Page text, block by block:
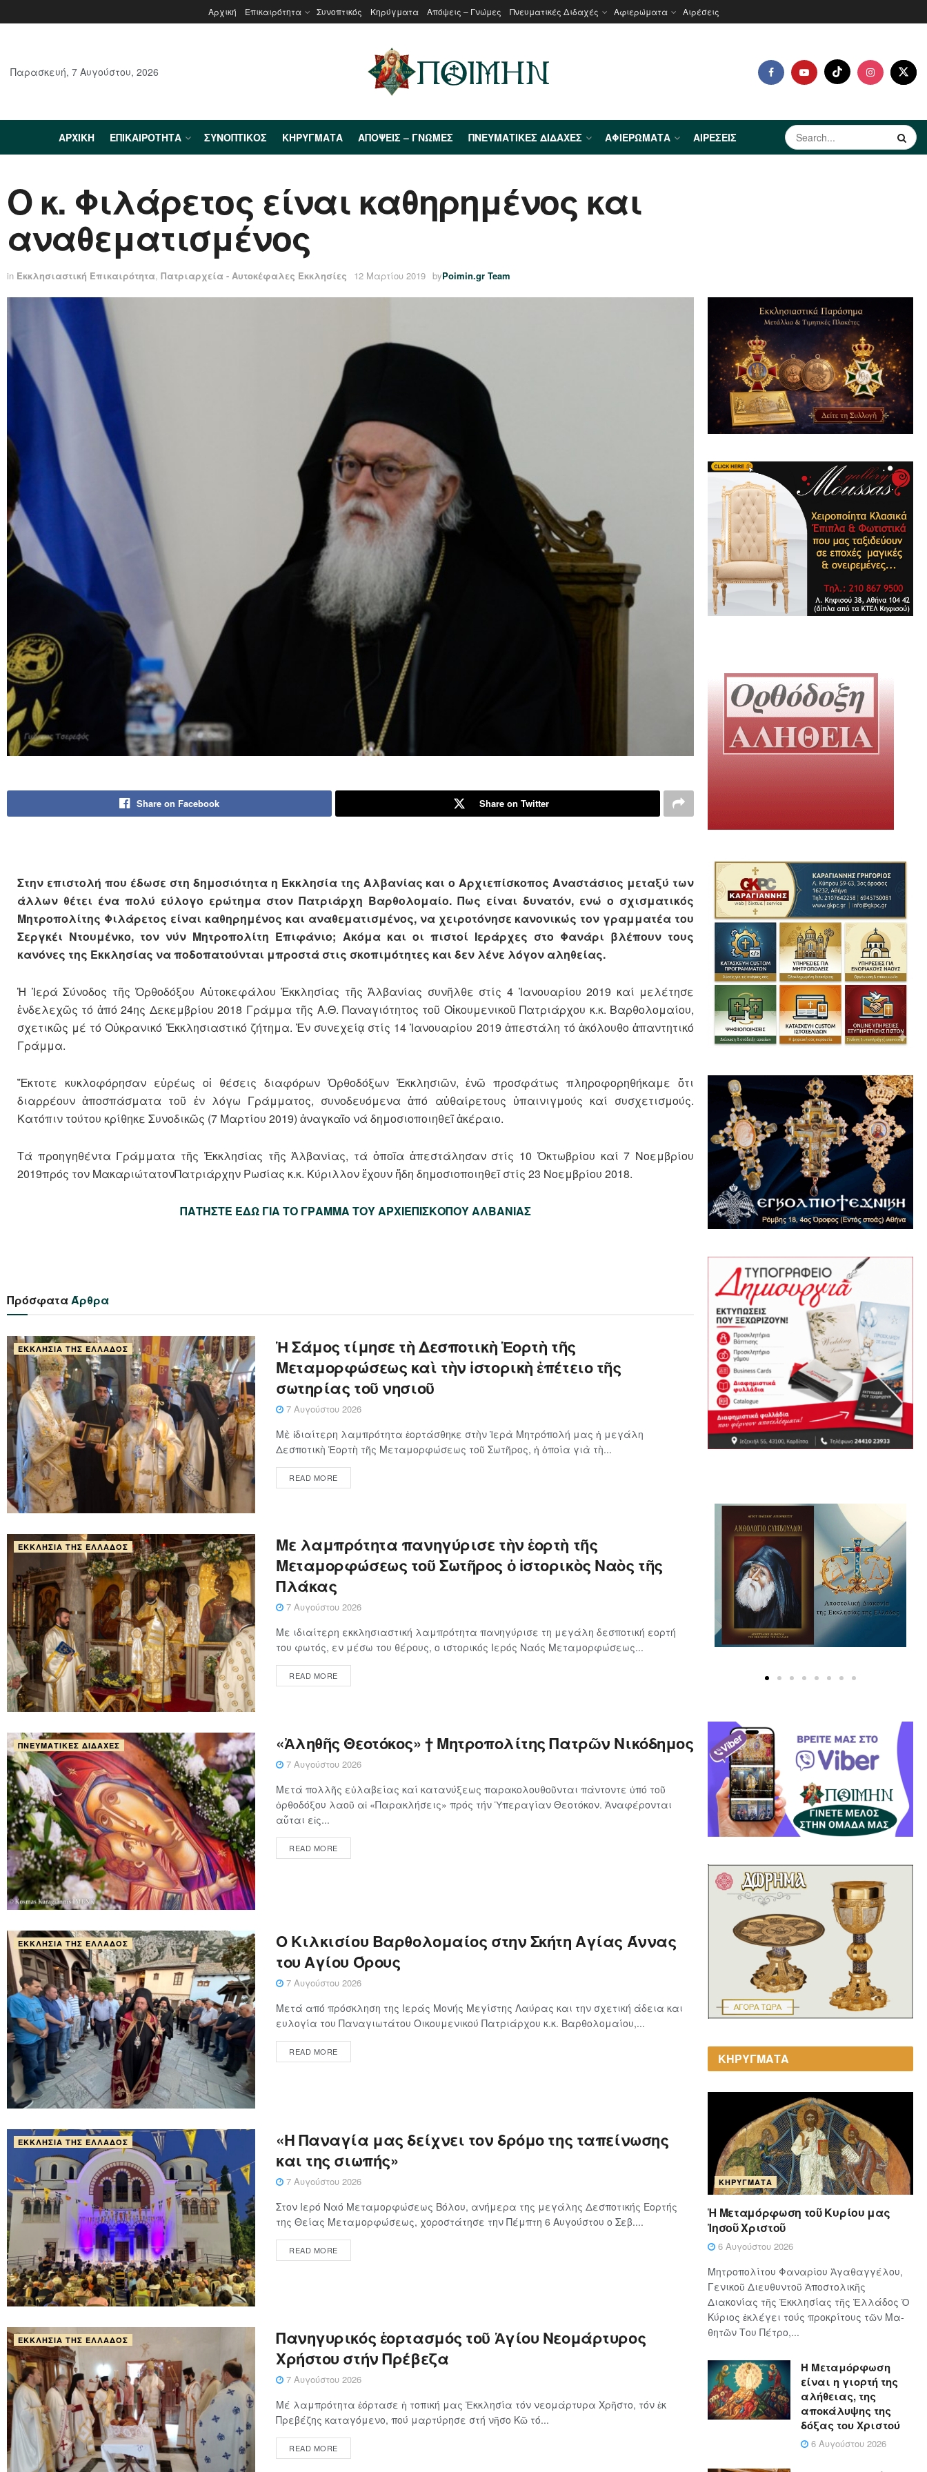
Αρχική Επικαιρότητα Συνοπτικός Κηρύγματα Απόψεις – Γνώμες Πνευματικές Διδαχές Αφιερώματα Αιρέσεις
Παρασκευή, 7 Αυγούστου, 2026
ΑΡΧΙΚΉ ΕΠΙΚΑΙΡΌΤΗΤΑ ΣΥΝΟΠΤΙΚΌΣ ΚΗΡΎΓΜΑΤΑ ΑΠΌΨΕΙΣ – ΓΝΏΜΕΣ ΠΝΕΥΜΑΤΙΚΈΣ ΔΙΔΑΧΈΣ ΑΦΙΕΡΏΜΑΤΑ ΑΙΡΈΣΕΙΣ
Ο κ. Φιλάρετος είναι καθηρημένος και
αναθεματισμένος
in Εκκλησιαστική Επικαιρότητα, Πατριαρχεία - Αυτοκέφαλες Εκκλησίες 12 Μαρτίου 2019 byPoimin.gr Team
Share on Facebook Share on Twitter
Στην επιστολή που έδωσε στη δημοσιότητα η Εκκλησία της Αλβανίας και ο Αρχιεπίσκοπος Αναστάσιος μεταξύ των
άλλων θέτει ένα πολύ εύλογο ερώτημα στον Πατριάρχη Βαρθολομαίο. Πως είναι δυνατόν, ενώ ο σχισματικός
Μητροπολίτης Φιλάρετος είναι καθηρημένος και αναθεματισμένος, να χειροτόνησε κανονικώς τον γραμματέα του
Σεργκέι Ντουμένκο, τον νύν Μητροπολίτη Επιφάνιο; Ακόμα και οι πιστοί Ιεράρχες στο Φανάρι βλέπουν τους
κανόνες της Εκκλησίας να ποδοπατούνται μπροστά στις σκοπιμότητες και δεν λένε λόγον αληθείας.
Ἡ Ἱερά Σύνοδος τῆς Ὀρθοδόξου Αὐτοκεφάλου Ἐκκλησίας τῆς Ἀλβανίας συνῆλθε στίς 4 Ἰανουαρίου 2019 καί μελέτησε
ἐνδελεχῶς τό ἀπό 24ης Δεκεμβρίου 2018 Γράμμα τῆς Α.Θ. Παναγιότητος τοῦ Οἰκουμενικοῦ Πατριάρχου κ.κ. Βαρθολομαίου,
σχετικῶς μέ τό Οὐκρανικό Ἐκκλησιαστικό ζήτημα. Ἐν συνεχείᾳ στίς 14 Ἰανουαρίου 2019 ἀπεστάλη τό ἀκόλουθο ἀπαντητικό
Γράμμα.
Ἔκτοτε κυκλοφόρησαν εὐρέως οἱ θέσεις διαφόρων Ὀρθοδόξων Ἐκκλησιῶν, ἐνῶ προσφάτως πληροφορηθήκαμε ὅτι
διαρρέουν ἀποσπάσματα τοῦ ἐν λόγω Γράμματος, συνοδευόμενα ἀπό αὐθαίρετους ὑπαινιγμούς καί συσχετισμούς.
Κατόπιν τούτου κρίθηκε Συνοδικῶς (7 Μαρτίου 2019) ἀναγκαῖο νά δημοσιοποιηθεῖ ἀκέραιο.
Τά προηγηθέντα Γράμματα τῆς Ἐκκλησίας τῆς Ἀλβανίας, τά ὁποῖα ἀπεστάλησαν στίς 10 Ὀκτωβρίου καί 7 Νοεμβρίου
2019πρός τον ΜακαριώτατονΠατριάρχην Ρωσίας κ.κ. Κύριλλον ἔχουν ἤδη δημοσιοποιηθεῖ στίς 23 Νοεμβρίου 2018.
ΠΑΤΗΣΤΕ ΕΔΩ ΓΙΑ ΤΟ ΓΡΑΜΜΑ ΤΟΥ ΑΡΧΙΕΠΙΣΚΟΠΟΥ ΑΛΒΑΝΙΑΣ
ΠρόσφαταΆρθρα
ΕΚΚΛΗΣΊΑ ΤΗΣ ΕΛΛΆΔΟΣ
Ἡ Σάμος τίμησε τὴ Δεσποτικὴ Ἑορτὴ τῆς
Μεταμορφώσεως καὶ τὴν ἱστορικὴ ἐπέτειο τῆς
σωτηρίας τοῦ νησιοῦ
7 Αυγούστου 2026
Μὲ ἰδιαίτερη λαμπρότητα ἑορτάσθηκε στὴν Ἱερὰ Μητρόπολή μας ἡ μεγάλη
Δεσποτικὴ Ἑορτὴ τῆς Μεταμορφώσεως τοῦ Σωτῆρος, ἡ ὁποία γιὰ τὴ...
READ MORE
ΕΚΚΛΗΣΊΑ ΤΗΣ ΕΛΛΆΔΟΣ
Με λαμπρότητα πανηγύρισε τὴν ἑορτὴ τῆς
Μεταμορφώσεως τοῦ Σωτῆρος ὁ ἱστορικὸς Ναὸς τῆς
Πλάκας
7 Αυγούστου 2026
Με ιδιαίτερη εκκλησιαστική λαμπρότητα πανηγύρισε τη μεγάλη δεσποτική εορτή
του φωτός, εν μέσω του θέρους, ο ιστορικός Ιερός Ναός Μεταμορφώσεως...
READ MORE
ΠΝΕΥΜΑΤΙΚΈΣ ΔΙΔΑΧΈΣ «Ἀληθῆς Θεοτόκος» † Μητροπολίτης Πατρῶν Νικόδημος
7 Αυγούστου 2026
Μετά πολλῆς εὐλαβείας καί κατανύξεως παρακολουθοῦνται πάντοντε ὑπό τοῦ
ὀρθοδόξου λαοῦ αἱ «Παρακλήσεις» πρός τήν Ὑπεραγίαν Θεοτόκον. Ἀναφέρονται
αὗται εἰς...
READ MORE
ΕΚΚΛΗΣΊΑ ΤΗΣ ΕΛΛΆΔΟΣ
Ο Κιλκισίου Βαρθολομαίος στην Σκήτη Αγίας Άννας
του Αγίου Όρους
7 Αυγούστου 2026
Μετά από πρόσκληση της Ιεράς Μονής Μεγίστης Λαύρας και την σχετική άδεια και
ευλογία του Παναγιωτάτου Οικουμενικού Πατριάρχου κ.κ. Βαρθολομαίου,...
READ MORE
ΕΚΚΛΗΣΊΑ ΤΗΣ ΕΛΛΆΔΟΣ
«Η Παναγία μας δείχνει τον δρόμο της ταπείνωσης
και της σιωπής»
7 Αυγούστου 2026
Στον Ιερό Ναό Μεταμορφώσεως Βόλου, ανήμερα της μεγάλης Δεσποτικής Εορτής
της Θείας Μεταμορφώσεως, χοροστάτησε την Πέμπτη 6 Αυγούστου ο Σεβ....
READ MORE
ΕΚΚΛΗΣΊΑ ΤΗΣ ΕΛΛΆΔΟΣ
Πανηγυρικός ἑορτασμός τοῦ Ἁγίου Νεομάρτυρος
Χρήστου στήν Πρέβεζα
7 Αυγούστου 2026
Μέ λαμπρότητα ἑόρτασε ἡ τοπική μας Ἐκκλησία τόν νεομάρτυρα Χρῆστο, τόν ἐκ
Πρεβέζης καταγόμενο, πού μαρτύρησε στή νῆσο Κῶ τό...
READ MORE
ΚΗΡΥΓΜΑΤΑ
ΚΗΡΎΓΜΑΤΑ
Ἡ Μεταμόρφωση τοῦ Κυρίου μας
Ἰησοῦ Χριστοῦ
6 Αυγούστου 2026
Μητροπολίτου Φαναρίου Ἀγαθαγγέλου,
Γενικοῦ Διευθυντοῦ Ἀποστολικῆς
Διακονίας τῆς Ἐκκλησίας τῆς Ἑλλάδος Ὁ
Κύ­ρι­ος ἐκλέγει τούς προ­κρί­τους τῶν Μα­
θη­τῶν Του Πέ­τρο,...
Η Μεταμόρφωση
είναι η γιορτή της
αλήθειας, της
αποκάλυψης της
δόξας του Χριστού
6 Αυγούστου 2026